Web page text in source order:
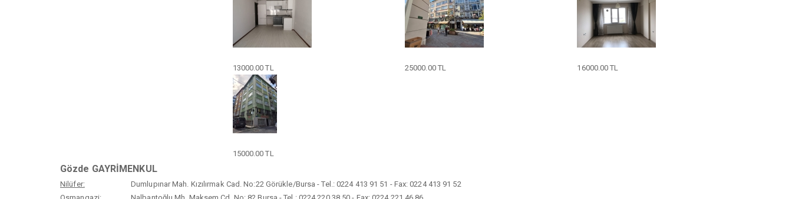
13000.00 TL 25000.00 TL 16000.00 TL
15000.00 TL
Gözde GAYRİMENKUL
Nilüfer:
Dumlupınar Mah. Kızılırmak Cad. No:22 Görükle/Bursa - Tel.: 0224 413 91 51 - Fax: 0224 413 91 52